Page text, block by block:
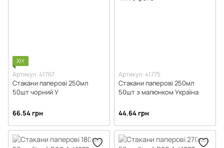
Хіт
Артикул: 41767
Стакани паперові 250мл
50шт чорний У
66.54 грн
Артикул: 41775
Стакани паперові 250мл
50шт з малюнком Україна
44.64 грн